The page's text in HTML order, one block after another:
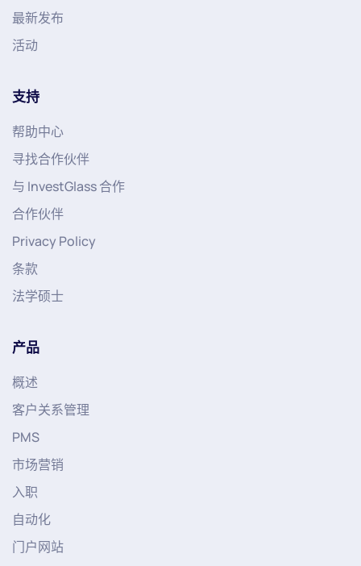
最新发布
活动
支持
帮助中心
寻找合作伙伴
与 InvestGlass 合作
合作伙伴
Privacy Policy
条款
法学硕士
产品
概述
客户关系管理
PMS
市场营销
入职
自动化
门户网站